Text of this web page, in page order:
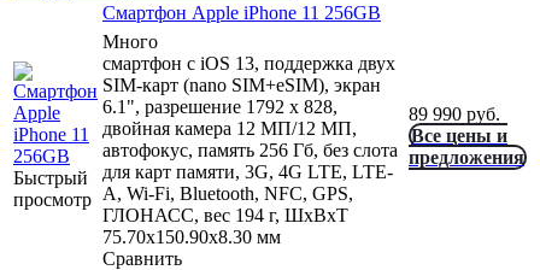
Быстрый
просмотр
Смартфон Apple iPhone 11 256GB
Много
смартфон с iOS 13, поддержка двух
SIM-карт (nano SIM+eSIM), экран
6.1", разрешение 1792 x 828,
двойная камера 12 МП/12 МП,
автофокус, память 256 Гб, без слота
для карт памяти, 3G, 4G LTE, LTE-
A, Wi-Fi, Bluetooth, NFC, GPS,
ГЛОНАСС, вес 194 г, ШxВxТ
75.70x150.90x8.30 мм
Сравнить
89 990 руб.
Все цены и
предложения